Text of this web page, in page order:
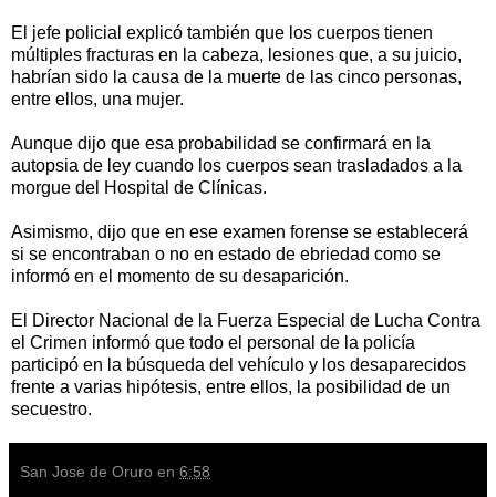
El jefe policial explicó también que los cuerpos tienen
múltiples fracturas en la cabeza, lesiones que, a su juicio,
habrían sido la causa de la muerte de las cinco personas,
entre ellos, una mujer.
Aunque dijo que esa probabilidad se confirmará en la
autopsia de ley cuando los cuerpos sean trasladados a la
morgue del Hospital de Clínicas.
Asimismo, dijo que en ese examen forense se establecerá
si se encontraban o no en estado de ebriedad como se
informó en el momento de su desaparición.
El Director Nacional de la Fuerza Especial de Lucha Contra
el Crimen informó que todo el personal de la policía
participó en la búsqueda del vehículo y los desaparecidos
frente a varias hipótesis, entre ellos, la posibilidad de un
secuestro.
San Jose de Oruro en 6:58